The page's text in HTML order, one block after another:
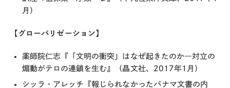
月）
【グローバリゼーション】
薬師院仁志『「文明の衝突」はなぜ起きたのか―対立の
煽動がテロの連鎖を生む』（晶文社、2017年1月）
シッラ・アレッチ『報じられなかったパナマ文書の内